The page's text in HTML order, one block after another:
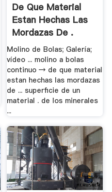
De Que Material
Estan Hechas Las
Mordazas De .
Molino de Bolas; Galería;
vídeo ... molino a bolas
continuo → de que material
estan hechas las mordazas
de ... superficie de un
material . de los minerales
...